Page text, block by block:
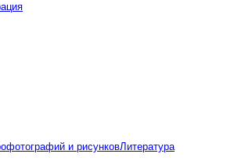
и рисунковЛитература